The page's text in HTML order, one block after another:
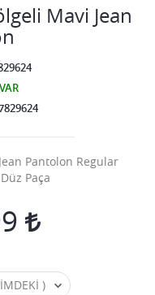
Mavi Jean
VAR
Pantolon Regular
Paça